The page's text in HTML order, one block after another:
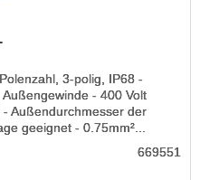
3-polig, IP68 -
- 400 Volt
Außendurchmesser der
geeignet - 0.75mm²...
669551